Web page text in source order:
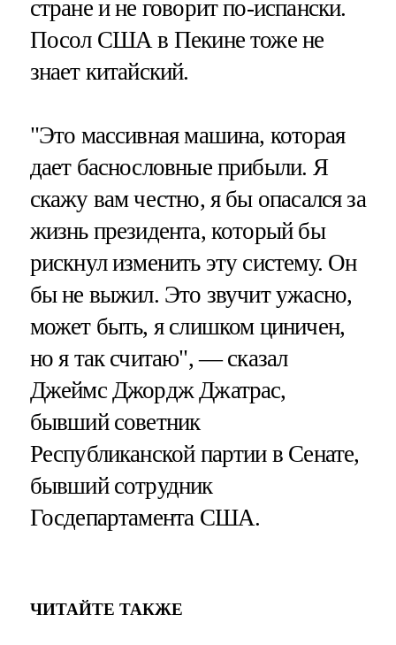
стране и не говорит по-испански.
Посол США в Пекине тоже не
знает китайский.
"Это массивная машина, которая
дает баснословные прибыли. Я
скажу вам честно, я бы опасался за
жизнь президента, который бы
рискнул изменить эту систему. Он
бы не выжил. Это звучит ужасно,
может быть, я слишком циничен,
но я так считаю", — сказал
Джеймс Джордж Джатрас,
бывший советник
Республиканской партии в Сенате,
бывший сотрудник
Госдепартамента США.
ЧИТАЙТЕ ТАКЖЕ